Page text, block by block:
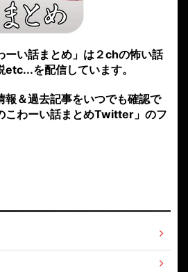
ーい話まとめ」は２chの怖い話
を配信しています。
報＆過去記事をいつでも確認で
こわーい話まとめTwitter」のフ